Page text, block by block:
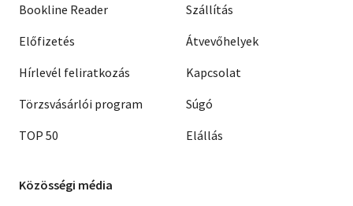
Bookline Reader
Előfizetés
Hírlevél feliratkozás
Törzsvásárlói program
TOP 50
Szállítás
Átvevőhelyek
Kapcsolat
Súgó
Elállás
Közösségi média